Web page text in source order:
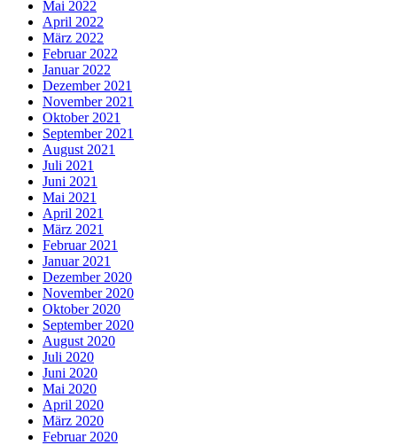
Mai 2022
April 2022
März 2022
Februar 2022
Januar 2022
Dezember 2021
November 2021
Oktober 2021
September 2021
August 2021
Juli 2021
Juni 2021
Mai 2021
April 2021
März 2021
Februar 2021
Januar 2021
Dezember 2020
November 2020
Oktober 2020
September 2020
August 2020
Juli 2020
Juni 2020
Mai 2020
April 2020
März 2020
Februar 2020